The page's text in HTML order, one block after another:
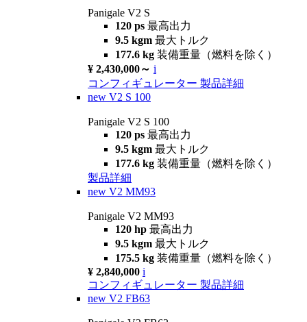
Panigale V2 S
120 ps 最高出力
9.5 kgm 最大トルク
177.6 kg 装備重量（燃料を除く）
¥ 2,430,000～ i
コンフィギュレーター 製品詳細
new V2 S 100
Panigale V2 S 100
120 ps 最高出力
9.5 kgm 最大トルク
177.6 kg 装備重量（燃料を除く）
製品詳細
new V2 MM93
Panigale V2 MM93
120 hp 最高出力
9.5 kgm 最大トルク
175.5 kg 装備重量（燃料を除く）
¥ 2,840,000 i
コンフィギュレーター 製品詳細
new V2 FB63